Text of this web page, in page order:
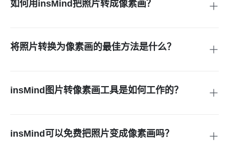
如何用insMind把照片转成像素画？
将照片转换为像素画的最佳方法是什么？
insMind图片转像素画工具是如何工作的？
insMind可以免费把照片变成像素画吗？